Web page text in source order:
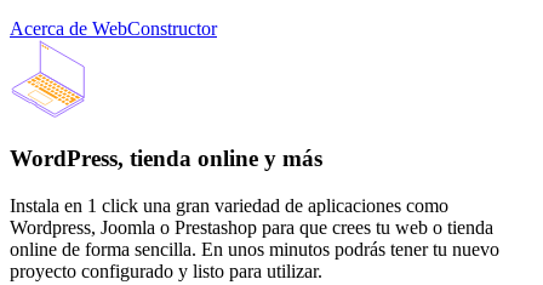
Acerca de WebConstructor
WordPress, tienda online y más
Instala en 1 click una gran variedad de aplicaciones como
Wordpress, Joomla o Prestashop para que crees tu web o tienda
online de forma sencilla. En unos minutos podrás tener tu nuevo
proyecto configurado y listo para utilizar.